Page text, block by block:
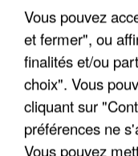
Vous pouvez
et fermer", ou
finalités et/ou
choix". Vous
cliquant sur
préférences ne
Vous pouvez